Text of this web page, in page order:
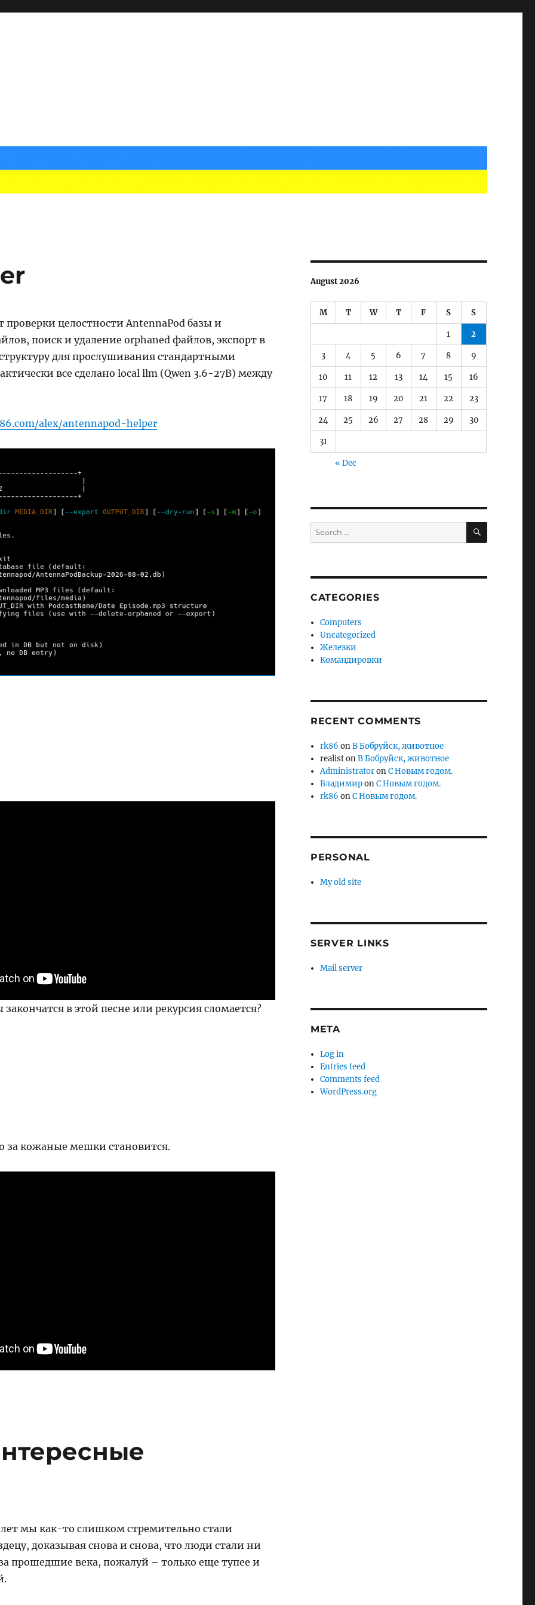
проверки целостности AntennaPod базы и
поиск и удаление orphaned файлов, экспорт в
для прослушивания стандартными
все сделано local llm (Qwen 3.6-27B) между
alex/antennapod-helper
в этой песне или рекурсия сломается?
за кожаные мешки становится.
лет мы как-то слишком стремительно стали
доказывая снова и снова, что люди стали ни
прошедшие века, пожалуй – только еще тупее и
August 2026
M T W T F S S
1 2
3 4 5 6 7 8 9
10 11 12 13 14 15 16
17 18 19 20 21 22 23
24 25 26 27 28 29 30
31
« Dec
Search
for:
SEARCH
CATEGORIES
Computers
Uncategorized
Железки
Командировки
RECENT COMMENTS
rk86 onВ Бобруйск, животное
realistonВ Бобруйск, животное
AdministratoronС Новым годом.
ВладимирonС Новым годом.
rk86 onС Новым годом.
PERSONAL
My old site
SERVER LINKS
Mail server
META
Log in
Entries feed
Comments feed
WordPress.org